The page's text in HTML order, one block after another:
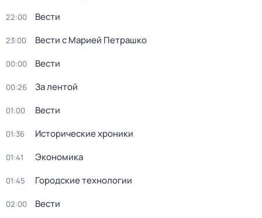
22:00 Вести
23:00 Вести с Марией Петрашко
00:00 Вести
00:26 За лентой
01:00 Вести
01:36 Исторические хроники
01:41 Экономика
01:45 Городские технологии
02:00 Вести